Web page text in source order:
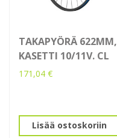
TAKAPYÖRÄ 622MM,
KASETTI 10/11V. CL
171,04 €
Lisää ostoskoriin